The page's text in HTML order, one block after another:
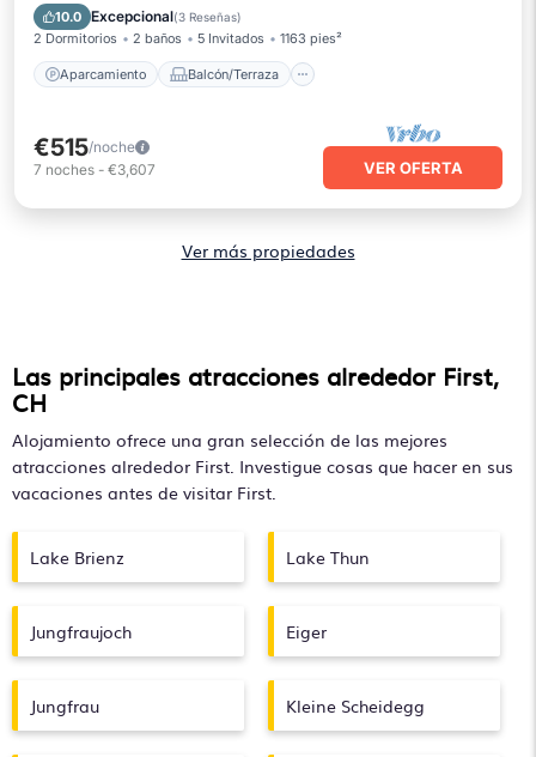
10.0 Excepcional(3 Reseñas)
2 Dormitorios 2 baños 5 Invitados 1163 pies²
Aparcamiento Balcón/Terraza
Cocina
Internet
€515/noche
7 noches - €3,607 VER OFERTA
Ver más propiedades
Las principales atracciones alrededor First,
CH
Alojamiento ofrece una gran selección de las mejores
atracciones alrededor First. Investigue cosas que hacer en sus
vacaciones antes de visitar First.
Lake Brienz Lake Thun
Jungfraujoch Eiger
Jungfrau Kleine Scheidegg